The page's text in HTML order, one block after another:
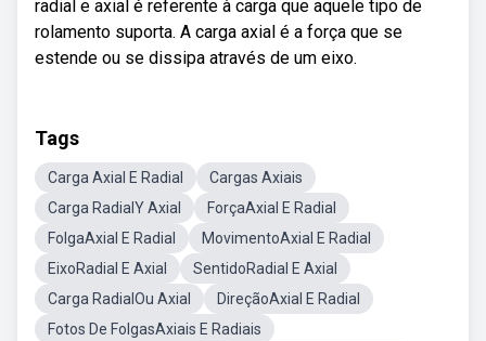
radial e axial é referente à carga que aquele tipo de
rolamento suporta. A carga axial é a força que se
estende ou se dissipa através de um eixo.
Tags
Carga Axial E Radial
Cargas Axiais
Carga RadialY Axial
ForçaAxial E Radial
FolgaAxial E Radial
MovimentoAxial E Radial
EixoRadial E Axial
SentidoRadial E Axial
Carga RadialOu Axial
DireçãoAxial E Radial
Fotos De FolgasAxiais E Radiais